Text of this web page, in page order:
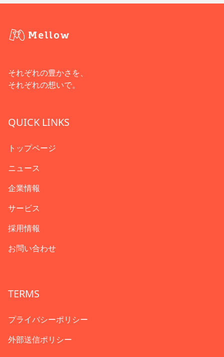
それぞれの豊かさを、
それぞれの想いで。
QUICK LINKS
トップページ
ニュース
企業情報
サービス
採用情報
お問い合わせ
TERMS
プライバシーポリシー
外部送信ポリシー